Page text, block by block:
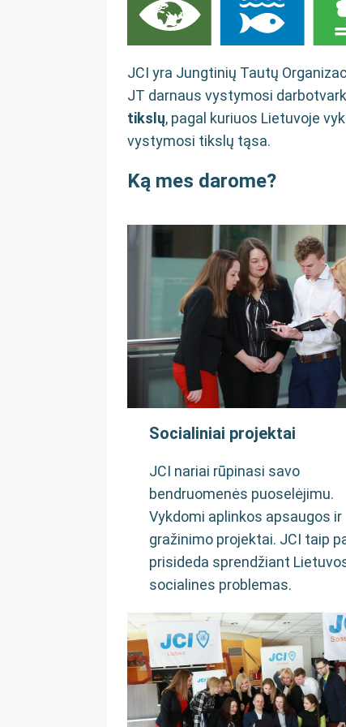
JCI yra Jungtinių Tautų
JT darnaus vystymosi
tikslų, pagal kuriuos Lietuvoje
vystymosi tikslų tąsa.
Ką mes darome?
Socialiniai projektai
JCI nariai rūpinasi savo
bendruomenės puoselėjimu.
Vykdomi aplinkos apsaugos ir
gražinimo projektai. JCI taip
prisideda sprendžiant
socialines problemas.